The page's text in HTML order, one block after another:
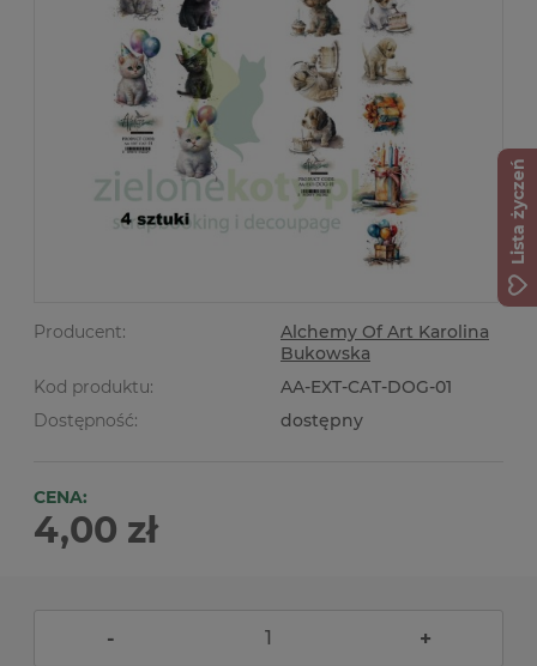
Producent:
Alchemy Of Art Karolina
Bukowska
Kod produktu:
AA-EXT-CAT-DOG-01
Dostępność:
dostępny
CENA:
4,00 zł
- +
Lista życzeń